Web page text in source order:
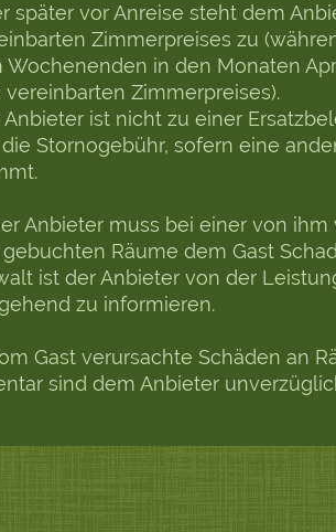
später vor Anreise steht dem
Zimmerpreises zu
Wochenenden in den Monaten
vereinbarten Zimmerpreises).
Anbieter ist nicht zu einer
Stornogebühr, sofern eine
Anbieter muss bei einer von
Räume dem Gast
ist der Anbieter von der
zu informieren.
Gast verursachte Schäden an
sind dem Anbieter